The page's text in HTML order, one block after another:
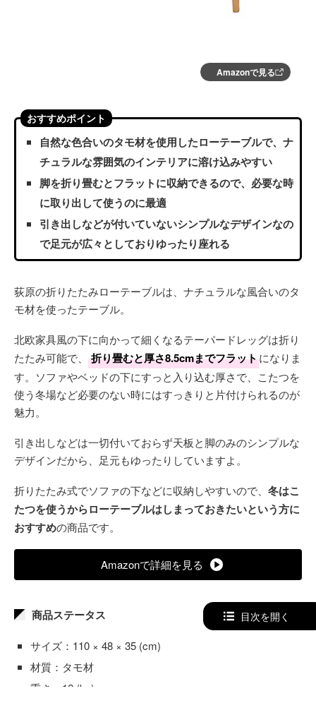
Amazonで見る
おすすめポイント
自然な色合いのタモ材を使用したローテーブルで、ナ
チュラルな雰囲気のインテリアに溶け込みやすい
脚を折り畳むとフラットに収納できるので、必要な時
に取り出して使うのに最適
引き出しなどが付いていないシンプルなデザインなの
で足元が広々としておりゆったり座れる
荻原の折りたたみローテーブルは、ナチュラルな風合いのタ
モ材を使ったテーブル。
北欧家具風の下に向かって細くなるテーパードレッグは折り
たたみ可能で、
折り畳むと厚さ8.5cmまでフラットになりま
す。ソファやベッドの下にすっと入り込む厚さで、こたつを
使う冬場など必要のない時にはすっきりと片付けられるのが
魅力。
引き出しなどは一切付いておらず天板と脚のみのシンプルな
デザインだから、足元もゆったりしていますよ。
折りたたみ式でソファの下などに収納しやすいので、 冬はこ
たつを使うからローテーブルはしまっておきたいという方に
おすすめの商品です。
Amazonで詳細を見る
商品ステータス
サイズ：110 × 48 × 35 (cm)
材質：タモ材
重さ：12 (kg)
目次を開く